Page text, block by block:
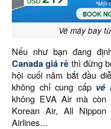
Vé máy bay
Nếu như bạn đang
Canada giá rẻ thì đừng
hội cuối năm bắt đầu
không chỉ cung cấp vé
không EVA Air mà
Korean Air, All Nippon
Airlines…